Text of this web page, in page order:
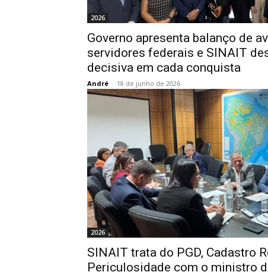
2026
Governo apresenta balanço de
servidores federais e SINAIT
decisiva em cada conquista
André - 18 de junho de 2026
2026
SINAIT trata do PGD, Cadastro
Periculosidade com o ministro